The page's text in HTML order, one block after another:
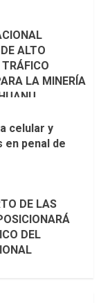
ALTO
LA MINERÍA
celular y
penal de
DE LAS
DEL